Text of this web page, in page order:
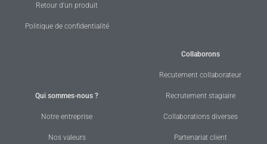
Retour d'un produit
Politique de confidentialité
Qui sommes-nous ?
Notre entreprise
Nos valeurs
Collaborons
Recutement collaborateur
Recrutement stagiaire
Collaborations diverses
Partenariat client